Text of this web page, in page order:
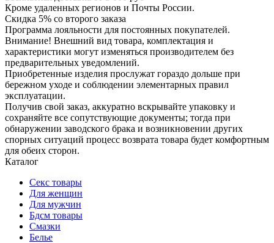
Кроме удаленных регионов и Почты России.
Скидка 5% со второго заказа
Программа лояльности для постоянных покупателей.
Внимание! Внешний вид товара, комплектация и
характеристики могут изменяться производителем без
предварительных уведомлений.
Приобретенные изделия прослужат гораздо дольше при
бережном уходе и соблюдении элементарных правил
эксплуатации.
Получив свой заказ, аккуратно вскрывайте упаковку и
сохраняйте все сопутствующие документы; тогда при
обнаружении заводского брака и возникновении других
спорных ситуаций процесс возврата товара будет комфортным
для обеих сторон.
Каталог
Секс товары
Для женщин
Для мужчин
Бдсм товары
Смазки
Белье